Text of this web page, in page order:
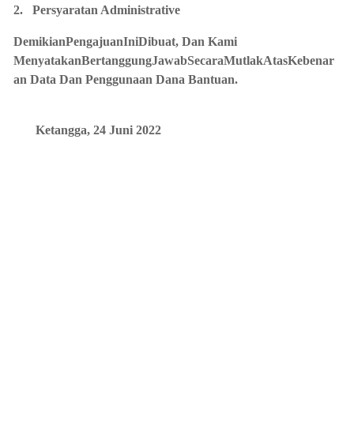
2. Persyaratan Administrative
DemikianPengajuanIniDibuat, Dan Kami
MenyatakanBertanggungJawabSecaraMutlakAtasKebenar
an Data Dan Penggunaan Dana Bantuan.
Ketangga, 24 Juni 2022